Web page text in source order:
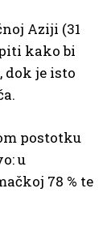
Aziji (31
kako bi
je isto
postotku
u
78 % te